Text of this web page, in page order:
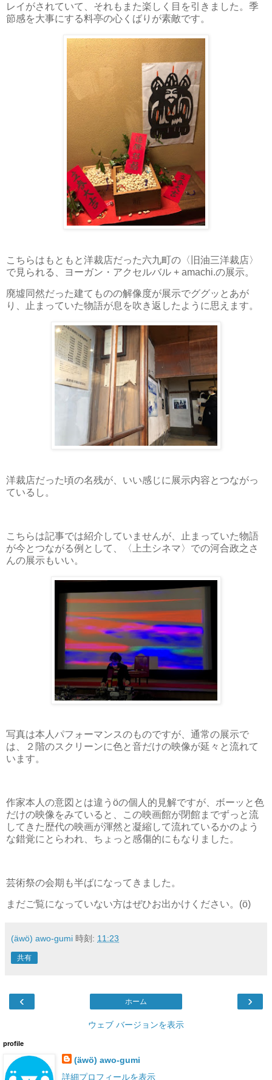
レイがされていて、それもまた楽しく目を引きました。季
節感を大事にする料亭の心くばりが素敵です。
こちらはもともと洋裁店だった六九町の〈旧油三洋裁店〉
で見られる、ヨーガン・アクセルバル + amachi.の展示。
廃墟同然だった建てものの解像度が展示でググッとあが
り、止まっていた物語が息を吹き返したように思えます。
洋裁店だった頃の名残が、いい感じに展示内容とつながっ
ているし。
こちらは記事では紹介していませんが、止まっていた物語
が今とつながる例として、〈上土シネマ〉での河合政之さ
んの展示もいい。
写真は本人パフォーマンスのものですが、通常の展示で
は、２階のスクリーンに色と音だけの映像が延々と流れて
います。
作家本人の意図とは違うöの個人的見解ですが、ボーッと色
だけの映像をみていると、この映画館が閉館までずっと流
してきた歴代の映画が渾然と凝縮して流れているかのよう
な錯覚にとらわれ、ちょっと感傷的にもなりました。
芸術祭の会期も半ばになってきました。
まだご覧になっていない方はぜひお出かけください。(ö)
(äwö) awo-gumi 時刻: 11:23
共有
‹ ›
ホーム
ウェブ バージョンを表示
profile
(äwö) awo-gumi
詳細プロフィールを表示